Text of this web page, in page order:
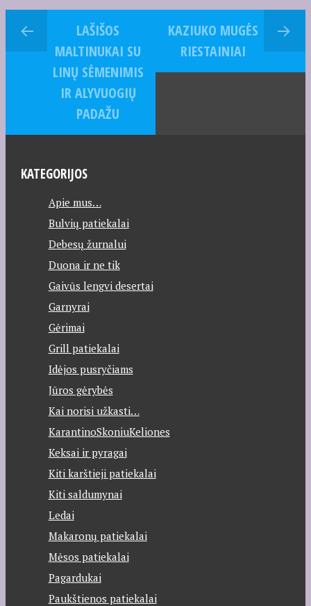
LAŠIŠOS
MALTINUKAI SU
LINŲ SĖMENIMIS
IR ALYVUOGIŲ
PADAŽU
KAZIUKO MUGĖS
RIESTAINIAI
KATEGORIJOS
Apie mus…
Bulvių patiekalai
Debesų žurnalui
Duona ir ne tik
Gaivūs lengvi desertai
Garnyrai
Gėrimai
Grill patiekalai
Idėjos pusryčiams
Jūros gėrybės
Kai norisi užkasti…
KarantinoSkoniuKeliones
Keksai ir pyragai
Kiti karštieji patiekalai
Kiti saldumynai
Ledai
Makaronų patiekalai
Mėsos patiekalai
Pagardukai
Paukštienos patiekalai